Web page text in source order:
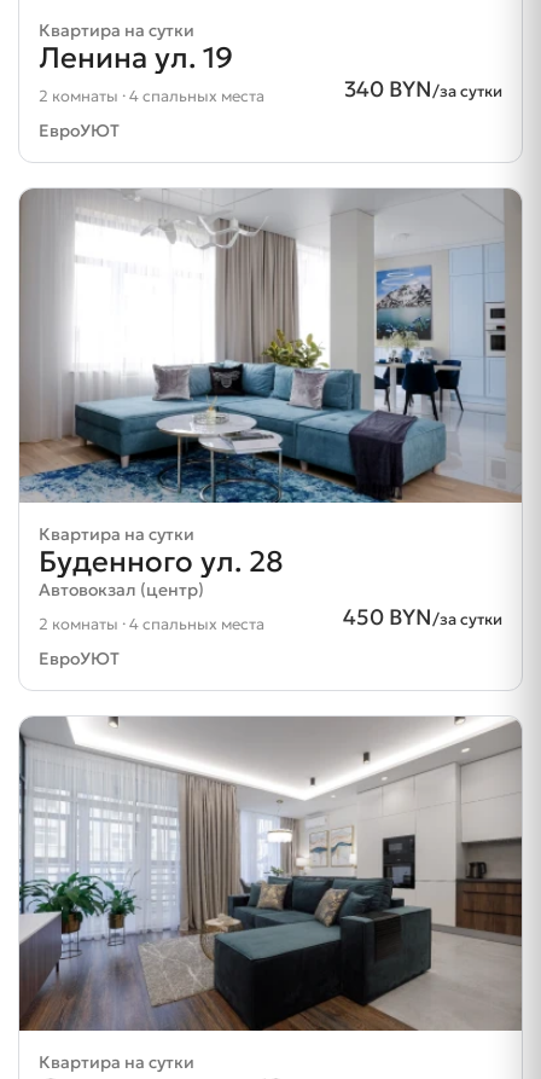
Квартира на сутки
Ленина ул. 19
340 BYN/за сутки
2 комнаты · 4 спальных места
ЕвроУЮТ
Квартира на сутки
Буденного ул. 28
Автовокзал (центр)
450 BYN/за сутки
2 комнаты · 4 спальных места
ЕвроУЮТ
Квартира на сутки